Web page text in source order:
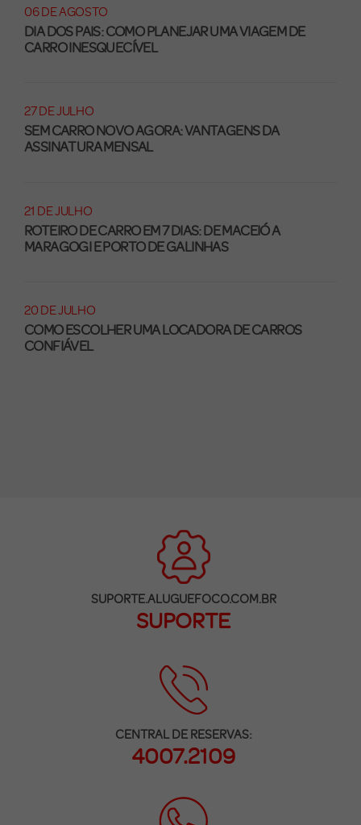
06 DE AGOSTO
DIA DOS PAIS: COMO PLANEJAR UMA VIAGEM DE
CARRO INESQUECÍVEL
27 DE JULHO
SEM CARRO NOVO AGORA: VANTAGENS DA
ASSINATURA MENSAL
21 DE JULHO
ROTEIRO DE CARRO EM 7 DIAS: DE MACEIÓ A
MARAGOGI E PORTO DE GALINHAS
20 DE JULHO
COMO ESCOLHER UMA LOCADORA DE CARROS
CONFIÁVEL
SUPORTE.ALUGUEFOCO.COM.BR
SUPORTE
CENTRAL DE RESERVAS:
4007.2109